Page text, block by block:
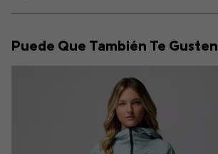
Puede Que También Te Gusten